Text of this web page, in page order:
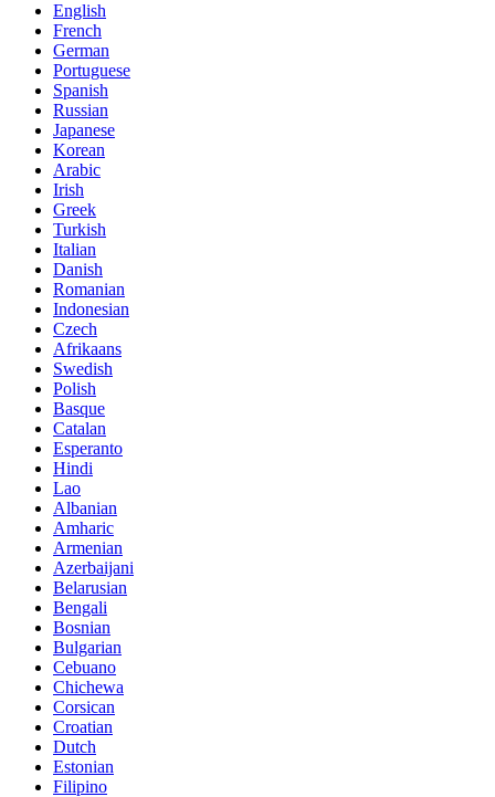
English
French
German
Portuguese
Spanish
Russian
Japanese
Korean
Arabic
Irish
Greek
Turkish
Italian
Danish
Romanian
Indonesian
Czech
Afrikaans
Swedish
Polish
Basque
Catalan
Esperanto
Hindi
Lao
Albanian
Amharic
Armenian
Azerbaijani
Belarusian
Bengali
Bosnian
Bulgarian
Cebuano
Chichewa
Corsican
Croatian
Dutch
Estonian
Filipino